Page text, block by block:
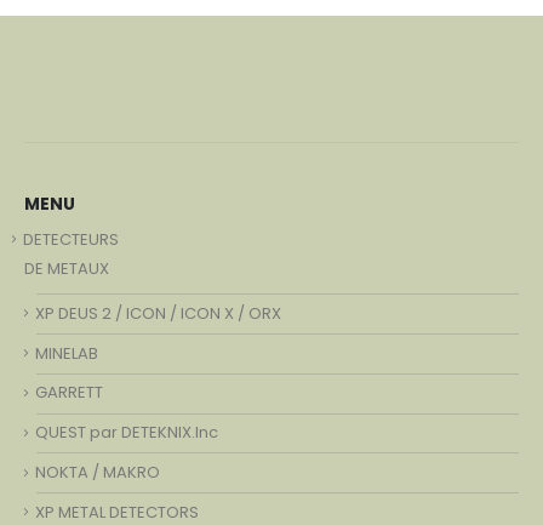
MENU
DETECTEURS
DE METAUX
XP DEUS 2 / ICON / ICON X / ORX
MINELAB
GARRETT
QUEST par DETEKNIX.Inc
NOKTA / MAKRO
XP METAL DETECTORS